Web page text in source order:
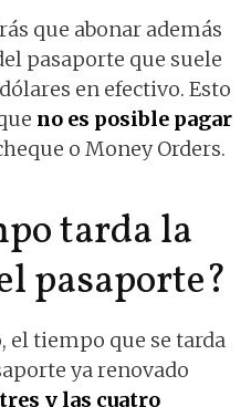
que abonar además
pasaporte que suele
en efectivo. Esto
no es posible pagar
o Money Orders.
tarda la
pasaporte?
el tiempo que se tarda
ya renovado
y las cuatro